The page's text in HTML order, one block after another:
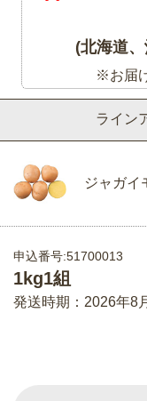
ライ
ジャガイ
申込番号:51700013
1kg1組
発送時期：2026年8
(北海道
※お届